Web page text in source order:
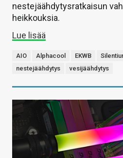
nestejäähdytysratkaisun
heikkouksia.
Lue lisää
AIO Alphacool EKWB
nestejäähdytys
vesijäähdytys